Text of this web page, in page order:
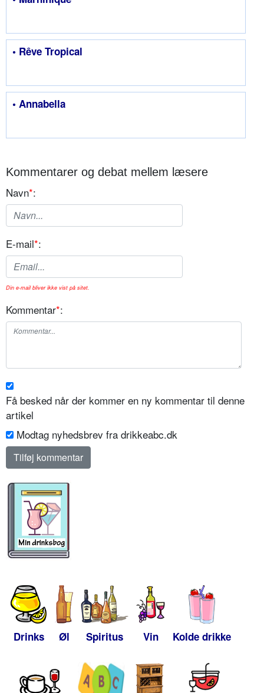
• Rêve Tropical
• Annabella
Kommentarer og debat mellem læsere
Navn*:
E-mail*:
Din e-mail bliver ikke vist på sitet.
Kommentar*:
Få besked når der kommer en ny kommentar til denne
artikel
Modtag nyhedsbrev fra drikkeabc.dk
Drinks Øl Spiritus Vin Kolde drikke